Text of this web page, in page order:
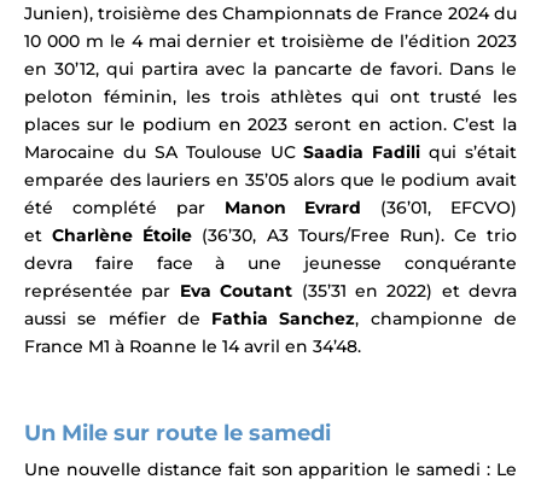
Junien), troisième des Championnats de France 2024 du
10 000 m le 4 mai dernieret troisième de l’édition 2023
en 30’12, qui partira avec la pancarte de favori. Dans le
peloton féminin, les trois athlètes qui ont trusté les
places sur le podium en 2023 seront en action. C’est la
Marocaine du SA Toulouse UCSaadia Fadili qui s’était
emparée des lauriers en 35’05 alors que le podium avait
été complété par Manon Evrard (36’01, EFCVO)
etCharlène Étoile (36’30, A3 Tours/Free Run). Ce trio
devra faire face à une jeunesse conquérante
représentée par Eva Coutant (35’31 en 2022) et devra
aussi se méfier de Fathia Sanchez, championne de
France M1 à Roanne le 14 avril en 34’48.
Un Mile sur route le samedi
Une nouvelle distance fait son apparition le samedi : Le